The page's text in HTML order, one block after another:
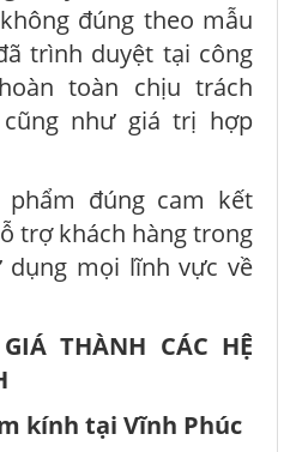
đúng theo mẫu
trình duyệt tại công
toàn chịu trách
như giá trị hợp
phẩm đúng cam kết
trợ khách hàng trong
mọi lĩnh vực về
THÀNH CÁC HỆ
kính tại Vĩnh Phúc